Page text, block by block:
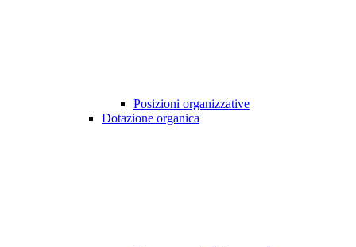
Posizioni organizzative
Dotazione organica